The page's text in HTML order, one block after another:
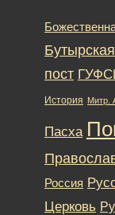
пост
История Митр.
Пасха
Россия
Церковь